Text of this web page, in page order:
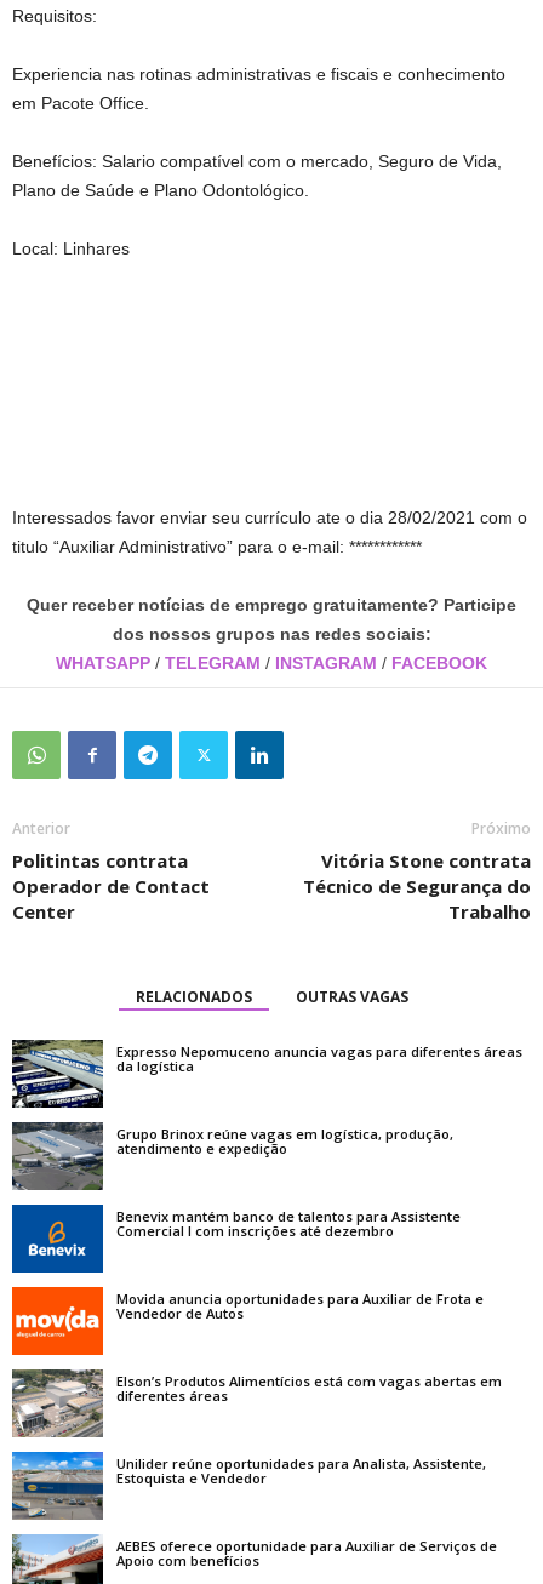
Requisitos:
Experiencia nas rotinas administrativas e fiscais e conhecimento
em Pacote Office.
Benefícios: Salario compatível com o mercado, Seguro de Vida,
Plano de Saúde e Plano Odontológico.
Local: Linhares
Interessados favor enviar seu currículo ate o dia 28/02/2021 com o
titulo “Auxiliar Administrativo” para o e-mail: ************
Quer receber notícias de emprego gratuitamente? Participe
dos nossos grupos nas redes sociais:
WHATSAPP / TELEGRAM / INSTAGRAM / FACEBOOK
Anterior
Politintas contrata
Operador de Contact
Center
Próximo
Vitória Stone contrata
Técnico de Segurança do
Trabalho
RELACIONADOS OUTRAS VAGAS
Expresso Nepomuceno anuncia vagas para diferentes áreas
da logística
Grupo Brinox reúne vagas em logística, produção,
atendimento e expedição
Benevix mantém banco de talentos para Assistente
Comercial I com inscrições até dezembro
Movida anuncia oportunidades para Auxiliar de Frota e
Vendedor de Autos
Elson’s Produtos Alimentícios está com vagas abertas em
diferentes áreas
Unilider reúne oportunidades para Analista, Assistente,
Estoquista e Vendedor
AEBES oferece oportunidade para Auxiliar de Serviços de
Apoio com benefícios